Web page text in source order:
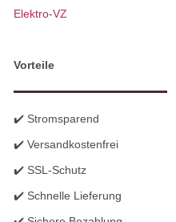
Elektro-VZ
Vorteile
✔️ Stromsparend
✔️ Versandkostenfrei
✔️ SSL-Schutz
✔️ Schnelle Lieferung